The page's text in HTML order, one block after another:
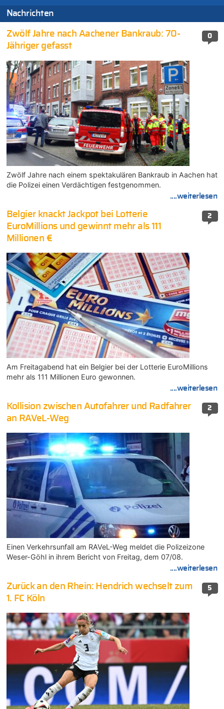
Nachrichten
0
Zwölf Jahre nach Aachener Bankraub: 70-
Jähriger gefasst
Zwölf Jahre nach einem spektakulären Bankraub in Aachen hat
die Polizei einen Verdächtigen festgenommen.
....weiterlesen
2
Belgier knackt Jackpot bei Lotterie
EuroMillions und gewinnt mehr als 111
Millionen €
Am Freitagabend hat ein Belgier bei der Lotterie EuroMillions
mehr als 111 Millionen Euro gewonnen.
....weiterlesen
2
Kollision zwischen Autofahrer und Radfahrer
an RAVeL-Weg
Einen Verkehrsunfall am RAVeL-Weg meldet die Polizeizone
Weser-Göhl in ihrem Bericht von Freitag, dem 07/08.
....weiterlesen
5
Zurück an den Rhein: Hendrich wechselt zum
1. FC Köln